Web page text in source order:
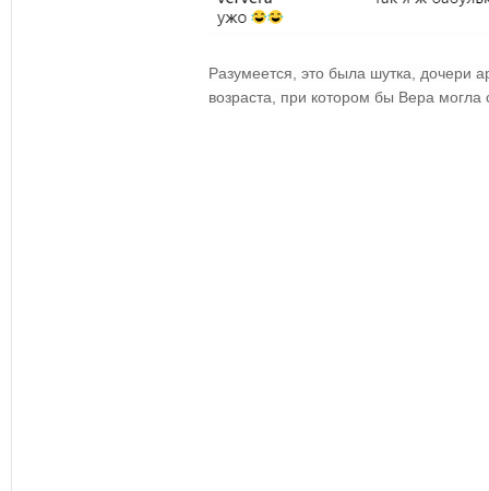
Разумеется, это была шутка, дочери
возраста, при котором бы Вера могла